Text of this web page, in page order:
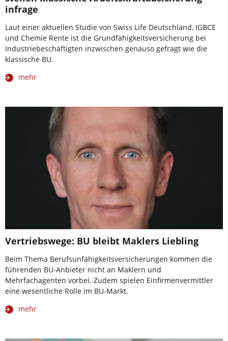
infrage
Laut einer aktuellen Studie von Swiss Life Deutschland, IGBCE
und Chemie Rente ist die Grundfähigkeitsversicherung bei
Industriebeschäftigten inzwischen genauso gefragt wie die
klassische BU.
mehr
Vertriebswege: BU bleibt Maklers Liebling
Beim Thema Berufsunfähigkeitsversicherungen kommen die
führenden BU-Anbieter nicht an Maklern und
Mehrfachagenten vorbei. Zudem spielen Einfirmenvermittler
eine wesentliche Rolle im BU-Markt.
mehr